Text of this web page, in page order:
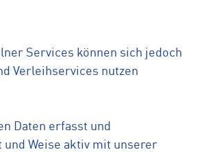
Services können sich jedoch
Verleihservices nutzen
Daten erfasst und
Weise aktiv mit unserer